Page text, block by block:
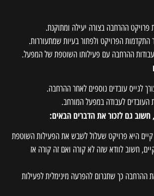
ההרחבה בצורה יעילה ומתוקנת.
התקדמות הפרויקט ולפתור בעיות שמתעוררות.
ההרחבה עם פעילותו השוטפת של המפעל.
לגייס עובדים נוספים לאחר ההרחבה.
העובדים לעבודה במפעל המורחב.
חשוב גם לזכור את הדברים הבאים:
היא פרויקט שעלול לשבש את הפעילות השוטפת
חשוב לוודא שזה לא קורה ואם זה קורה אז
ההרחבה כך שתגרום להפרעה מינימלית לפעילות